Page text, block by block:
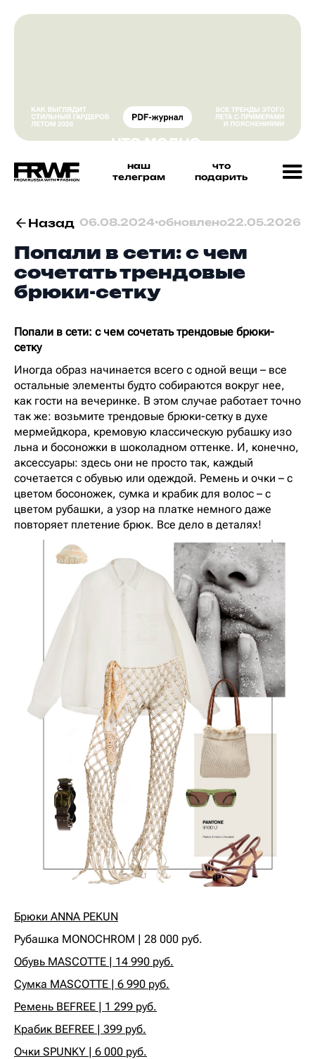
наш
телеграм
что
подарить
Назад 06.08.2024•обновлено22.05.2026
Попали в сети: с чем
сочетать трендовые
брюки-сетку
Попали в сети: с чем сочетать трендовые брюки-
сетку
Иногда образ начинается всего с одной вещи – все
остальные элементы будто собираются вокруг нее,
как гости на вечеринке. В этом случае работает точно
так же: возьмите трендовые брюки-сетку в духе
мермейдкора, кремовую классическую рубашку изо
льна и босоножки в шоколадном оттенке. И, конечно,
аксессуары: здесь они не просто так, каждый
сочетается с обувью или одеждой. Ремень и очки – с
цветом босоножек, сумка и крабик для волос – с
цветом рубашки, а узор на платке немного даже
повторяет плетение брюк. Все дело в деталях!
Брюки ANNA PEKUN
Рубашка MONOCHROM | 28 000 руб.
Обувь MASCOTTE | 14 990 руб.
Сумка MASCOTTE | 6 990 руб.
Ремень BEFREE | 1 299 руб.
Крабик BEFREE | 399 руб.
Очки SPUNKY | 6 000 руб.